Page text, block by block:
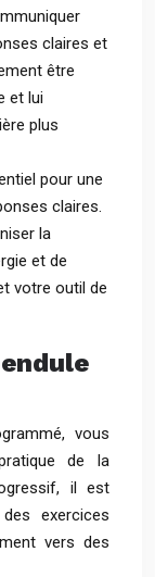
claires et
être
et lui
plus
pour une
claires.
la
et de
votre outil de
vous
de la
il est
exercices
vers des